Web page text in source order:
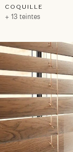
COQUILLE
+ 13 teintes